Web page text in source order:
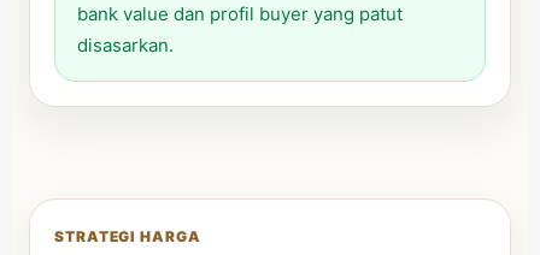
bank value dan profil buyer yang patut
disasarkan.
STRATEGI HARGA